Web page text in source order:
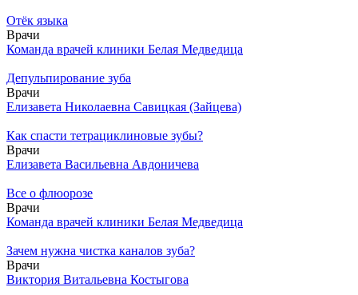
Отёк языка
Врачи
Команда врачей клиники Белая Медведица
Депульпирование зуба
Врачи
Елизавета Николаевна Савицкая (Зайцева)
Как спасти тетрациклиновые зубы?
Врачи
Елизавета Васильевна Авдоничева
Все о флюорозе
Врачи
Команда врачей клиники Белая Медведица
Зачем нужна чистка каналов зуба?
Врачи
Виктория Витальевна Костыгова